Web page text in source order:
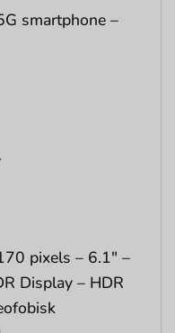
smartphone –
pixels – 6.1″ –
Display – HDR